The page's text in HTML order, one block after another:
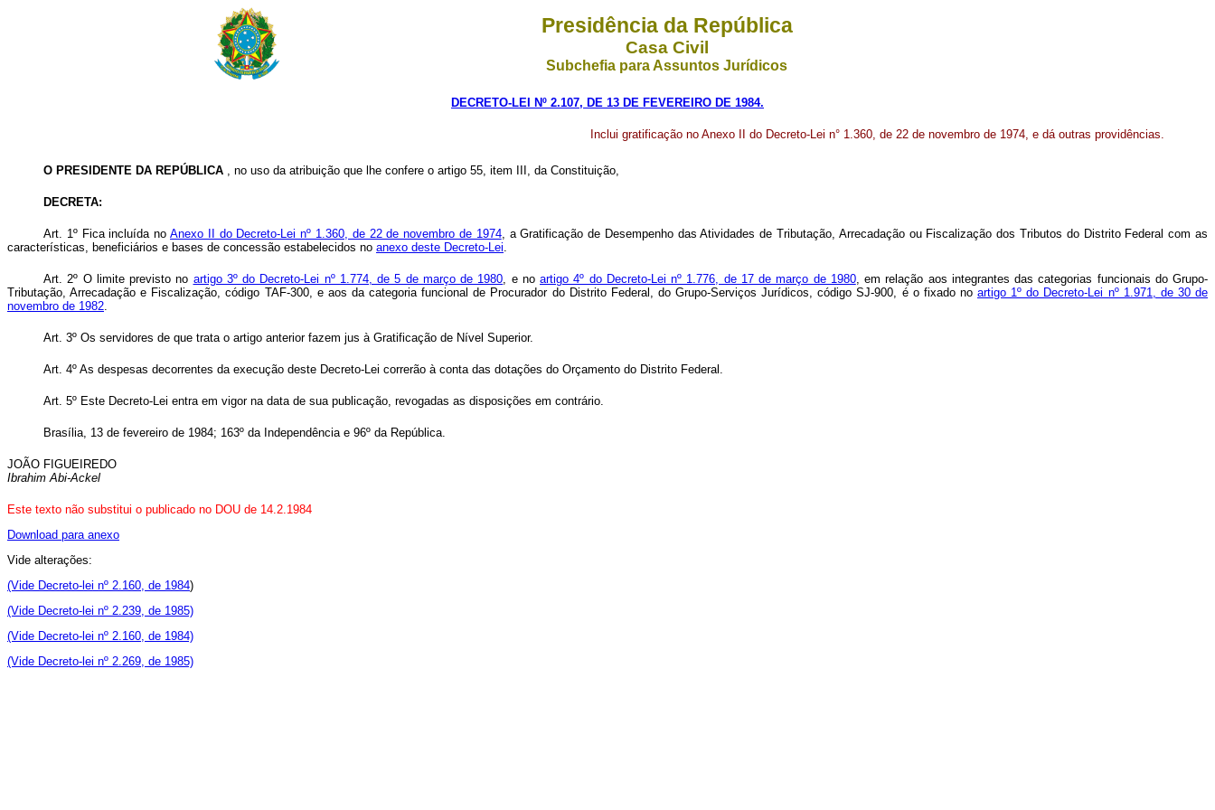
Presidência da República
Casa Civil
Subchefia para Assuntos Jurídicos
DECRETO-LEI Nº 2.107, DE 13 DE FEVEREIRO DE 1984.
Inclui gratificação no Anexo II do Decreto-Lei n° 1.360, de 22 de novembro de 1974, e dá outras providências.
O PRESIDENTE DA REPÚBLICA , no uso da atribuição que lhe confere o artigo 55, item III, da Constituição,
DECRETA:
Art. 1º Fica incluída no Anexo II do Decreto-Lei nº 1.360, de 22 de novembro de 1974, a Gratificação de Desempenho das Atividades de Tributação, Arrecadação ou Fiscalização dos Tributos do Distrito Federal com as
características, beneficiários e bases de concessão estabelecidos no anexo deste Decreto-Lei.
Art. 2º O limite previsto no artigo 3º do Decreto-Lei nº 1.774, de 5 de março de 1980, e no artigo 4º do Decreto-Lei nº 1.776, de 17 de março de 1980, em relação aos integrantes das categorias funcionais do Grupo-
Tributação, Arrecadação e Fiscalização, código TAF-300, e aos da categoria funcional de Procurador do Distrito Federal, do Grupo-Serviços Jurídicos, código SJ-900, é o fixado noartigo 1º do Decreto-Lei nº 1.971, de 30 de
novembro de 1982.
Art. 3º Os servidores de que trata o artigo anterior fazem jus à Gratificação de Nível Superior.
Art. 4º As despesas decorrentes da execução deste Decreto-Lei correrão à conta das dotações do Orçamento do Distrito Federal.
Art. 5º Este Decreto-Lei entra em vigor na data de sua publicação, revogadas as disposições em contrário.
Brasília, 13 de fevereiro de 1984; 163º da Independência e 96º da República.
JOÃO FIGUEIREDO
Ibrahim Abi-Ackel
Este texto não substitui o publicado no DOU de 14.2.1984
Download para anexo
Vide alterações:
(Vide Decreto-lei nº 2.160, de 1984)
(Vide Decreto-lei nº 2.239, de 1985)
(Vide Decreto-lei nº 2.160, de 1984)
(Vide Decreto-lei nº 2.269, de 1985)